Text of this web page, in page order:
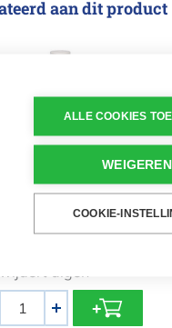
aan dit product
Bayrol Clarifyer
Clarifyer
Anti-alg 1l
+
ALLE COOKIES
WEIGEREN
COOKIE-